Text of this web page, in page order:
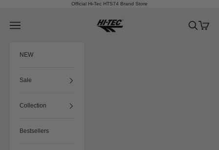
Official Hi-Tec HTS74 Brand Store
HTS74
Menu Zoeken
NEW
Sale
Collection
Bestsellers